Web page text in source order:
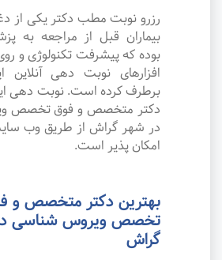
رزرو نوبت مطب دکتر یکی از
بیماران قبل از مراجعه
بوده که پیشرفت تکنولوژی و
افزارهای نوبت دهی آنلاین
برطرف کرده است. نوبت دهی
دکتر متخصص و فوق تخصص
در شهر گراش از طریق وب
امکان پذیر است.
بهترین دکتر متخصص و
تخصص ویروس شناسی
گراش